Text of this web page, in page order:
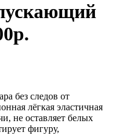
без следов от
лёгкая эластичная
не оставляет белых
фигуру,